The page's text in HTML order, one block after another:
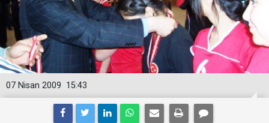
15:43
07 Nisan 2009